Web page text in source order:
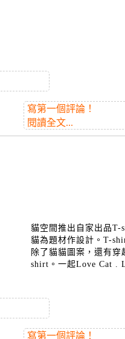
寫第一個評論！
閱讀全文...
貓空間推出自家出品
貓為題材作設計。T-
除了貓貓圖案，還有
shirt。一起Love Cat .
寫第一個評論！